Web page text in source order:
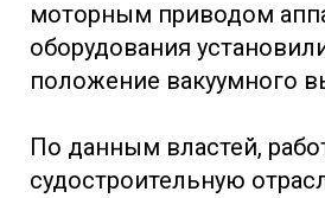
моторным приводом
оборудования
положение вакуумного
По данным властей,
судостроительную